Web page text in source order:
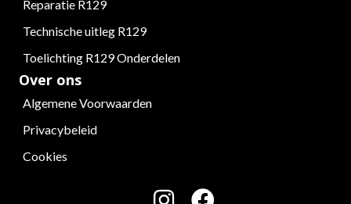
Reparatie R129
Technische uitleg R129
Toelichting R129 Onderdelen
Over ons
Algemene Voorwaarden
Privacybeleid
Cookies